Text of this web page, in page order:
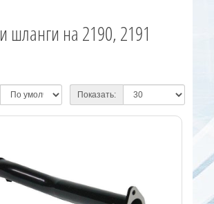
шланги на 2190, 2191
Показать: